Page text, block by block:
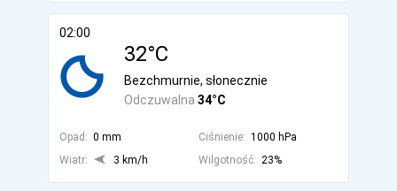
02:00
32°C
Odczuwalna 34°C
Bezchmurnie, słonecznie
Opad: 0 mm Ciśnienie: 1000 hPa
Wiatr:
3 km/h Wilgotność: 23%